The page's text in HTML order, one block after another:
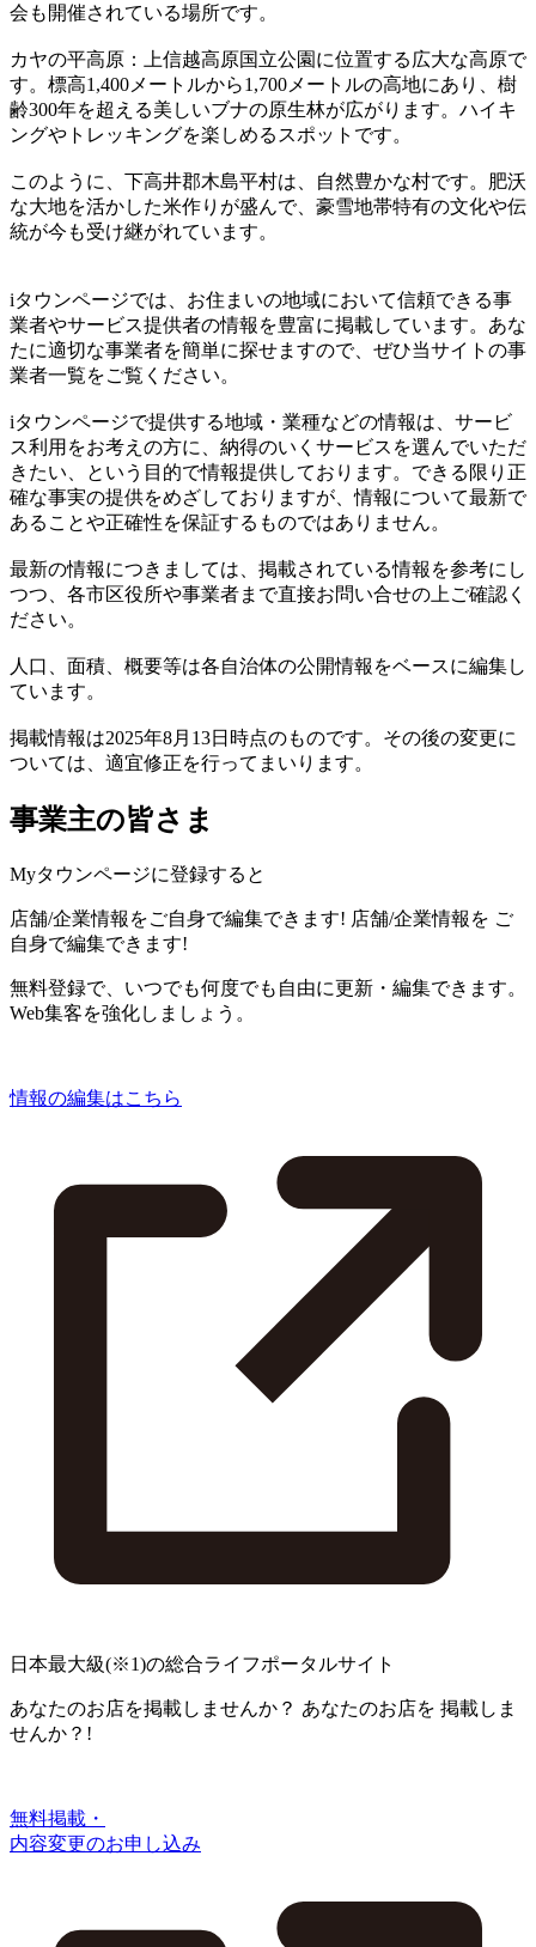
会も開催されている場所です。
カヤの平高原：上信越高原国立公園に位置する広大な高原で
す。標高1,400メートルから1,700メートルの高地にあり、樹
齢300年を超える美しいブナの原生林が広がります。ハイキ
ングやトレッキングを楽しめるスポットです。
このように、下高井郡木島平村は、自然豊かな村です。肥沃
な大地を活かした米作りが盛んで、豪雪地帯特有の文化や伝
統が今も受け継がれています。
iタウンページでは、お住まいの地域において信頼できる事
業者やサービス提供者の情報を豊富に掲載しています。あな
たに適切な事業者を簡単に探せますので、ぜひ当サイトの事
業者一覧をご覧ください。
iタウンページで提供する地域・業種などの情報は、サービ
ス利用をお考えの方に、納得のいくサービスを選んでいただ
きたい、という目的で情報提供しております。できる限り正
確な事実の提供をめざしておりますが、情報について最新で
あることや正確性を保証するものではありません。
最新の情報につきましては、掲載されている情報を参考にし
つつ、各市区役所や事業者まで直接お問い合せの上ご確認く
ださい。
人口、面積、概要等は各自治体の公開情報をベースに編集し
ています。
掲載情報は2025年8月13日時点のものです。その後の変更に
ついては、適宜修正を行ってまいります。
事業主の皆さま
Myタウンページに登録すると
店舗/企業情報をご自身で編集できます! 店舗/企業情報を ご
自身で編集できます!
無料登録で、いつでも何度でも自由に更新・編集できます。
Web集客を強化しましょう。
情報の編集はこちら
日本最大級(※1)の総合ライフポータルサイト
あなたのお店を掲載しませんか？ あなたのお店を 掲載しま
せんか？!
無料掲載・
内容変更のお申し込み